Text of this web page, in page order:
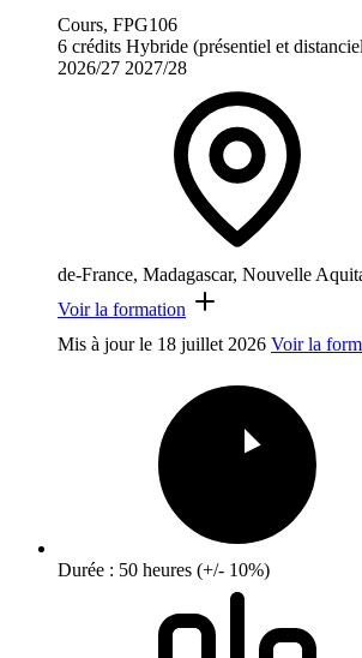
Cours, FPG106
6 crédits Hybride (présentiel et
2026/27 2027/28
de-France, Madagascar, Nouvelle
Voir la formation
Mis à jour le 18 juillet 2026 Voir la
Durée : 50 heures (+/- 10%)